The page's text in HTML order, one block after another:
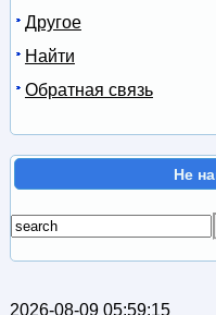
Другое
Найти
Обратная связь
Не
2026-08-09 05:59:15